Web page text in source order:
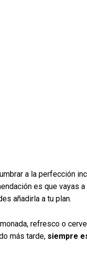
a la perfección
es que vayas a
añadirla a tu plan.
refresco o
más tarde, siempre